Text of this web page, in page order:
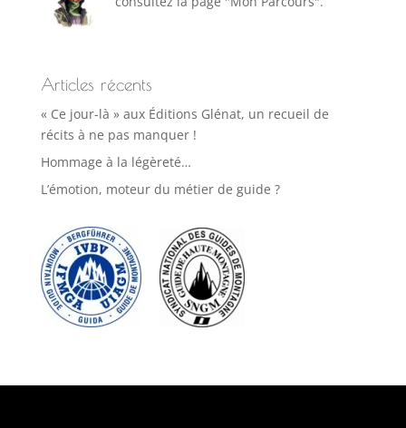
Articles récents
« Ce jour-là » aux Éditions Glénat, un recueil de
récits à ne pas manquer !
Hommage à la légèreté…
L’émotion, moteur du métier de guide ?